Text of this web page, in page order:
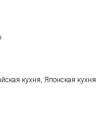
кухня, Японская кухня